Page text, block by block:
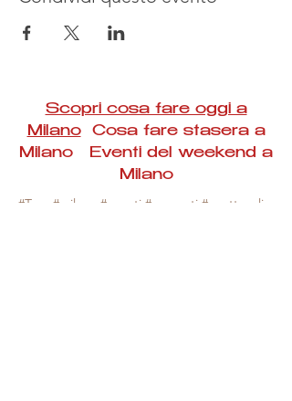
Scopri cosa fare oggi a
MilanoCosa fare stasera a
Milano Eventi del weekend a
Milano
#Taac #milano #eventi #concerti #spettacoli